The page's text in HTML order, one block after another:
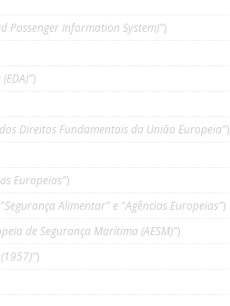
Passenger Information System)")
)
Direitos Fundamentais da União Europeia")
Europeias")
"Segurança Alimentar" e "Agências Europeias")
de Segurança Marítima (AESM)")
)